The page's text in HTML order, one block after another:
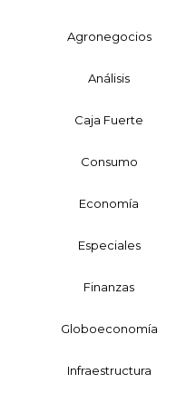
Agronegocios
Análisis
Caja Fuerte
Consumo
Economía
Especiales
Finanzas
Globoeconomía
Infraestructura